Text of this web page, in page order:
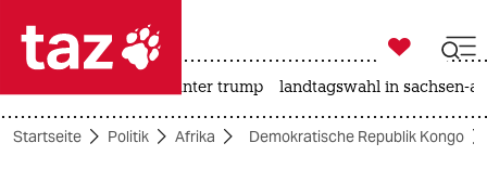
 taz zahl ich
taz zahl ich

taz zahl ich
usa unter trump landtagswahl in sachsen-
Startseite Politik Afrika Demokratische Republik Kongo